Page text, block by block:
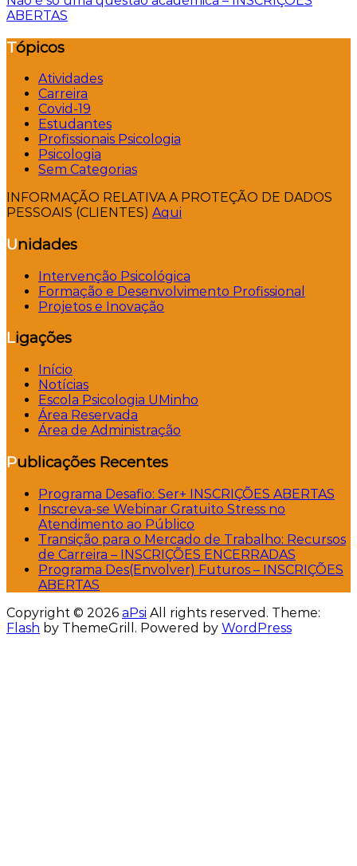
ABERTAS
Tópicos
Atividades
Carreira
Covid-19
Estudantes
Profissionais Psicologia
Psicologia
Sem Categorias
INFORMAÇÃO RELATIVA A PROTEÇÃO DE DADOS
PESSOAIS (CLIENTES) Aqui
Unidades
Intervenção Psicológica
Formação e Desenvolvimento Profissional
Projetos e Inovação
Ligações
Início
Notícias
Escola Psicologia UMinho
Área Reservada
Área de Administração
Publicações Recentes
Programa Desafio: Ser+ INSCRIÇÕES ABERTAS
Inscreva-se Webinar Gratuito Stress no
Atendimento ao Público
Transição para o Mercado de Trabalho: Recursos
de Carreira – INSCRIÇÕES ENCERRADAS
Programa Des(Envolver) Futuros – INSCRIÇÕES
ABERTAS
Copyright © 2026 aPsi All rights reserved. Theme:
Flash by ThemeGrill. Powered by WordPress